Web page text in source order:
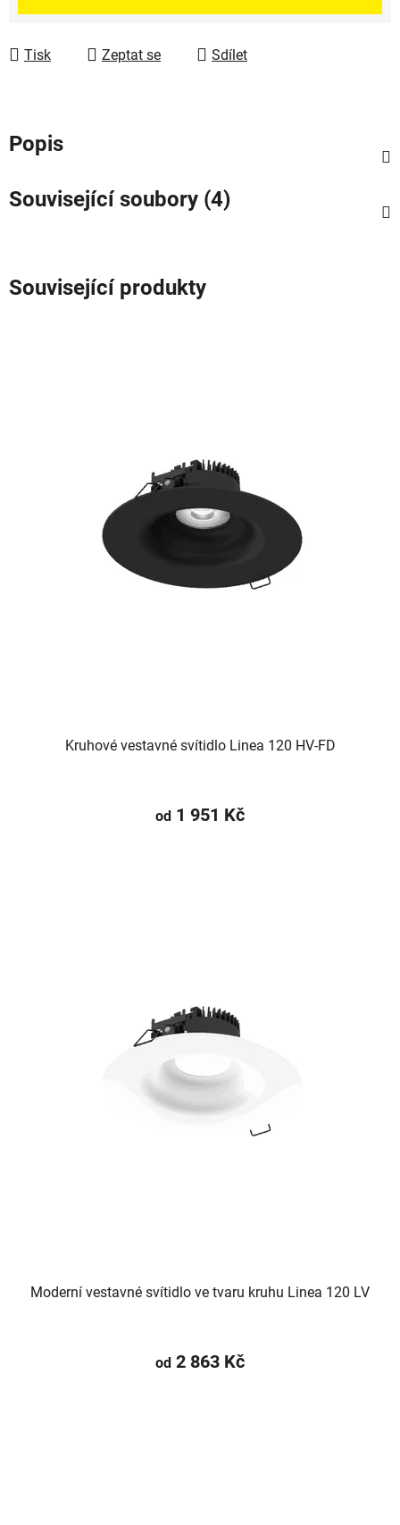
Tisk Zeptat se Sdílet
Popis
Související soubory (4)
Související produkty
Kruhové vestavné svítidlo Linea 120 HV-FD
od 1 951 Kč
Moderní vestavné svítidlo ve tvaru kruhu Linea 120 LV
od 2 863 Kč